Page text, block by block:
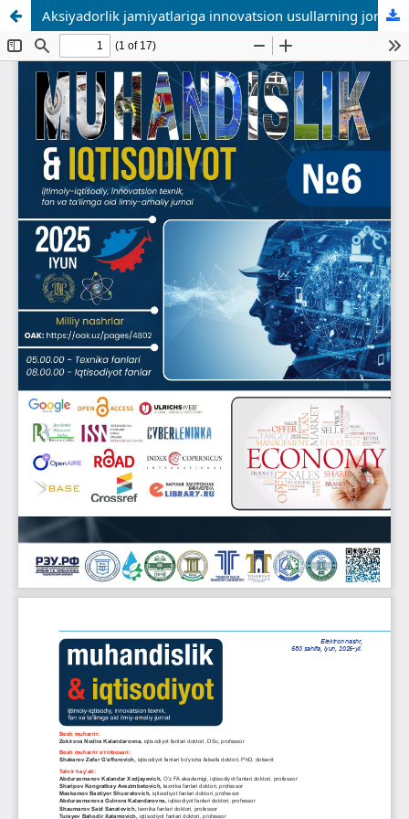
Aksiyadorlik jamiyatlariga innovatsion usullarning joriy etishning tashkiliy, iqtisodiy va xuquqiy jihatlari